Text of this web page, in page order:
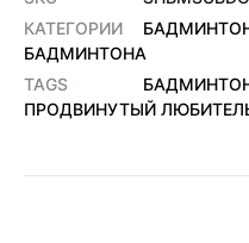
КАТЕГОРИИ
БАДМИНТОНА
TAGS
ПРОДВИНУТЫЙ